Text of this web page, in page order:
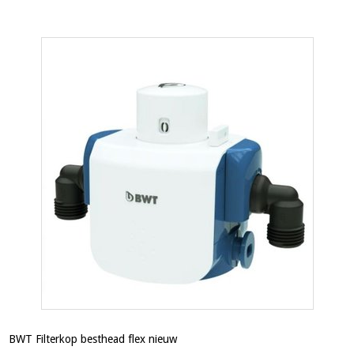
BWT Filterkop besthead flex nieuw